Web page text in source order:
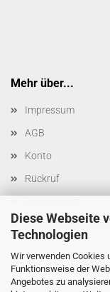
Diese Webseite
Technologien
Wir verwenden Cookies
Funktionsweise der
Angebotes zu
Mehr über...
Impressum
AGB
Konto
Rückruf
Cookie